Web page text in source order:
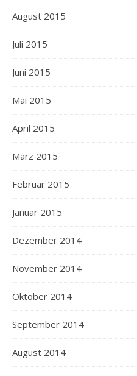
August 2015
Juli 2015
Juni 2015
Mai 2015
April 2015
März 2015
Februar 2015
Januar 2015
Dezember 2014
November 2014
Oktober 2014
September 2014
August 2014